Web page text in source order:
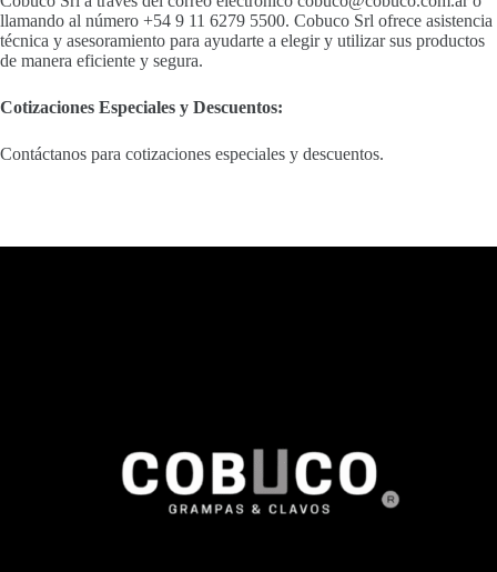
llamando al número +54 9 11 6279 5500. Cobuco Srl ofrece asistencia
técnica y asesoramiento para ayudarte a elegir y utilizar sus productos
de manera eficiente y segura.
Cotizaciones Especiales y Descuentos:
Contáctanos para cotizaciones especiales y descuentos.